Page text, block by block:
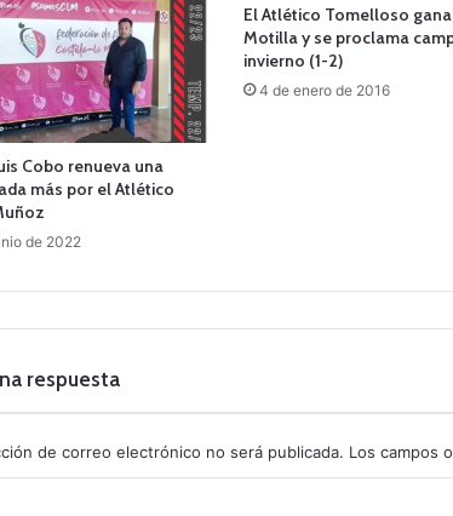
Cobo renueva una
más por el Atlético
de 2022
El Atlético Tomelloso
Motilla y se proclama
invierno (1-2)
4 de enero de 2016
respuesta
de correo electrónico no será publicada. Los campos